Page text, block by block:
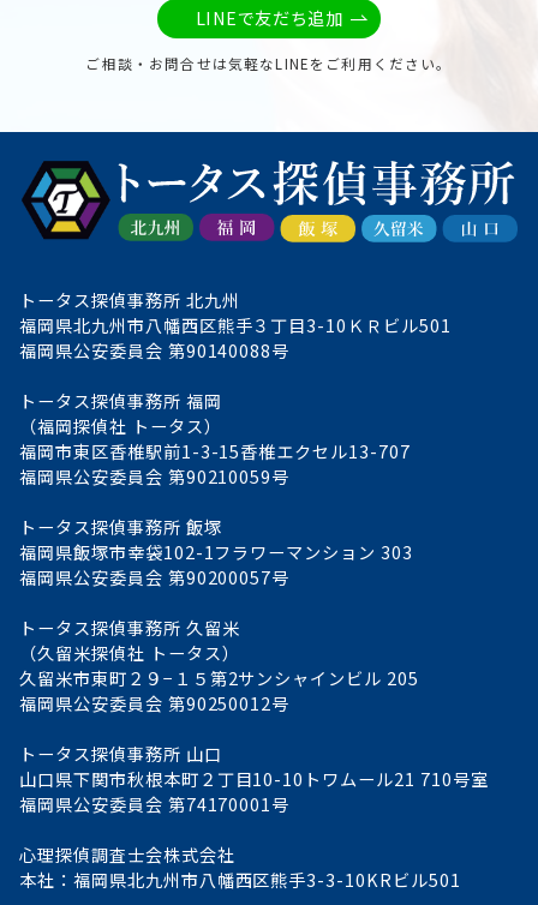
LINEで友だち追加
ご相談・お問合せは気軽なLINEをご利用ください。
トータス探偵事務所 北九州
福岡県北九州市八幡西区熊手３丁目3-10ＫＲビル501
福岡県公安委員会 第90140088号
トータス探偵事務所 福岡
（福岡探偵社 トータス）
福岡市東区香椎駅前1-3-15香椎エクセル13-707
福岡県公安委員会 第90210059号
トータス探偵事務所 飯塚
福岡県飯塚市幸袋102-1フラワーマンション 303
福岡県公安委員会 第90200057号
トータス探偵事務所 久留米
（久留米探偵社 トータス）
久留米市東町２９−１５第2サンシャインビル 205
福岡県公安委員会 第90250012号
トータス探偵事務所 山口
山口県下関市秋根本町２丁目10-10トワムール21 710号室
福岡県公安委員会 第74170001号
心理探偵調査士会株式会社
本社：福岡県北九州市八幡西区熊手3-3-10KRビル501